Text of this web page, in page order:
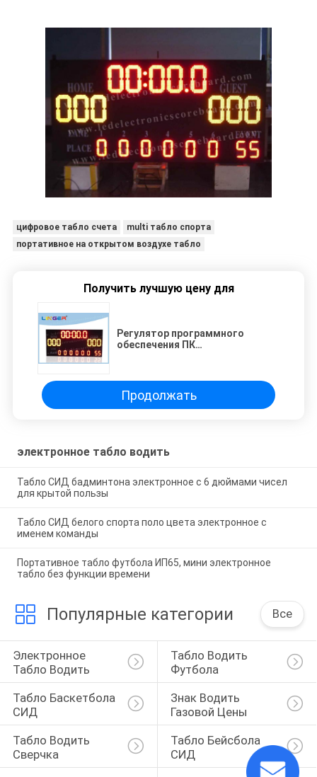
цифровое табло счета
multi табло спорта
портативное на открытом воздухе табло
Получить лучшую цену для
Регулятор программного
обеспечения ПК
напряжения водоустойчивый
Продолжать
электронное табло водить
Табло СИД бадминтона электронное с 6 дюймами чисел
для крытой пользы
Табло СИД белого спорта поло цвета электронное с
именем команды
Портативное табло футбола ИП65, мини электронное
табло без функции времени
Популярные категории Все
Электронное
Табло Водить
Табло Водить
Футбола
Табло Баскетбола
СИД
Знак Водить
Газовой Цены
Табло Водить
Сверчка
Табло Бейсбола
СИД